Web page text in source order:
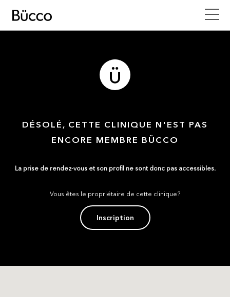
DÉSOLÉ, CETTE CLINIQUE N'EST PAS
ENCORE MEMBRE BÜCCO
La prise de rendez-vous et son profil ne sont donc pas accessibles.
Vous êtes le propriétaire de cette clinique?
Inscription